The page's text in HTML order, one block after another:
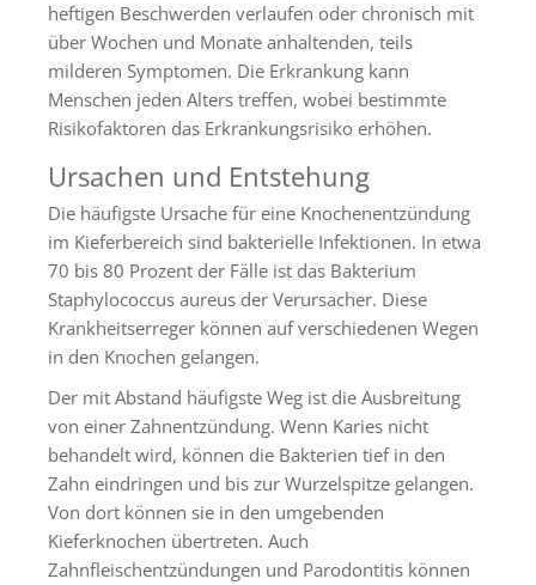
heftigen Beschwerden verlaufen oder chronisch mit
über Wochen und Monate anhaltenden, teils
milderen Symptomen. Die Erkrankung kann
Menschen jeden Alters treffen, wobei bestimmte
Risikofaktoren das Erkrankungsrisiko erhöhen.
Ursachen und Entstehung
Die häufigste Ursache für eine Knochenentzündung
im Kieferbereich sind bakterielle Infektionen. In etwa
70 bis 80 Prozent der Fälle ist das Bakterium
Staphylococcus aureus der Verursacher. Diese
Krankheitserreger können auf verschiedenen Wegen
in den Knochen gelangen.
Der mit Abstand häufigste Weg ist die Ausbreitung
von einer Zahnentzündung. Wenn Karies nicht
behandelt wird, können die Bakterien tief in den
Zahn eindringen und bis zur Wurzelspitze gelangen.
Von dort können sie in den umgebenden
Kieferknochen übertreten. Auch
Zahnfleischentzündungen und Parodontitis können